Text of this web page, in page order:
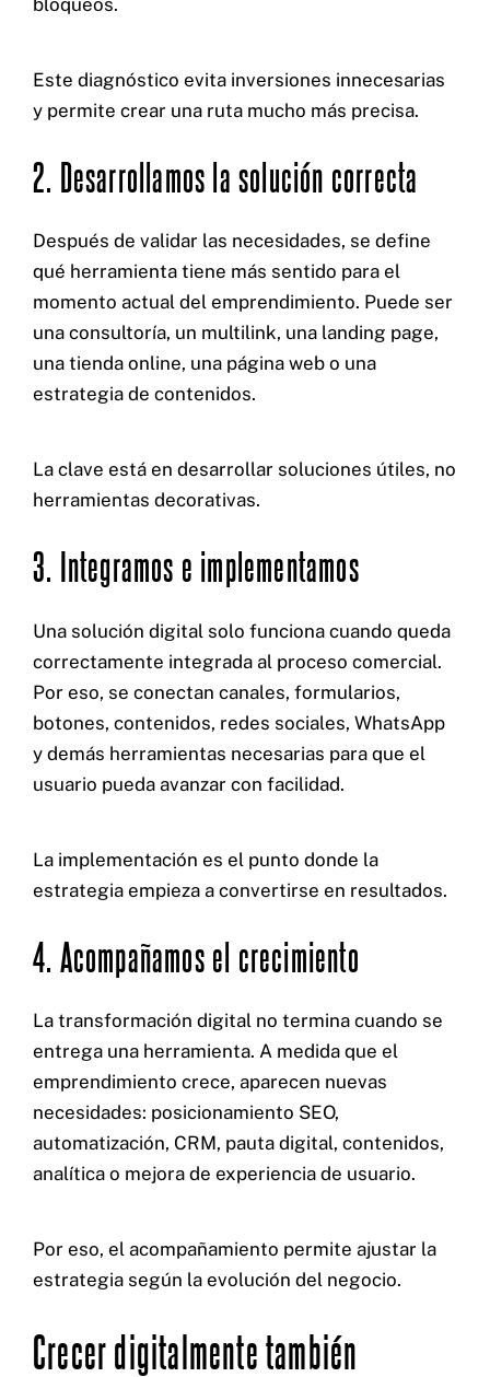
Este diagnóstico evita inversiones innecesarias
y permite crear una ruta mucho más precisa.
2. Desarrollamos la solución correcta
Después de validar las necesidades, se define
qué herramienta tiene más sentido para el
momento actual del emprendimiento. Puede ser
una consultoría, un multilink, una landing page,
una tienda online, una página web o una
estrategia de contenidos.
La clave está en desarrollar soluciones útiles, no
herramientas decorativas.
3. Integramos e implementamos
Una solución digital solo funciona cuando queda
correctamente integrada al proceso comercial.
Por eso, se conectan canales, formularios,
botones, contenidos, redes sociales, WhatsApp
y demás herramientas necesarias para que el
usuario pueda avanzar con facilidad.
La implementación es el punto donde la
estrategia empieza a convertirse en resultados.
4. Acompañamos el crecimiento
La transformación digital no termina cuando se
entrega una herramienta. A medida que el
emprendimiento crece, aparecen nuevas
necesidades: posicionamiento SEO,
automatización, CRM, pauta digital, contenidos,
analítica o mejora de experiencia de usuario.
Por eso, el acompañamiento permite ajustar la
estrategia según la evolución del negocio.
Crecer digitalmente también